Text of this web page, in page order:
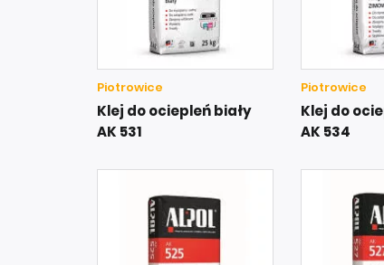
Piotrowice
Klej do ociepleń biały
AK 531
Piotrowice
Klej do
AK 534